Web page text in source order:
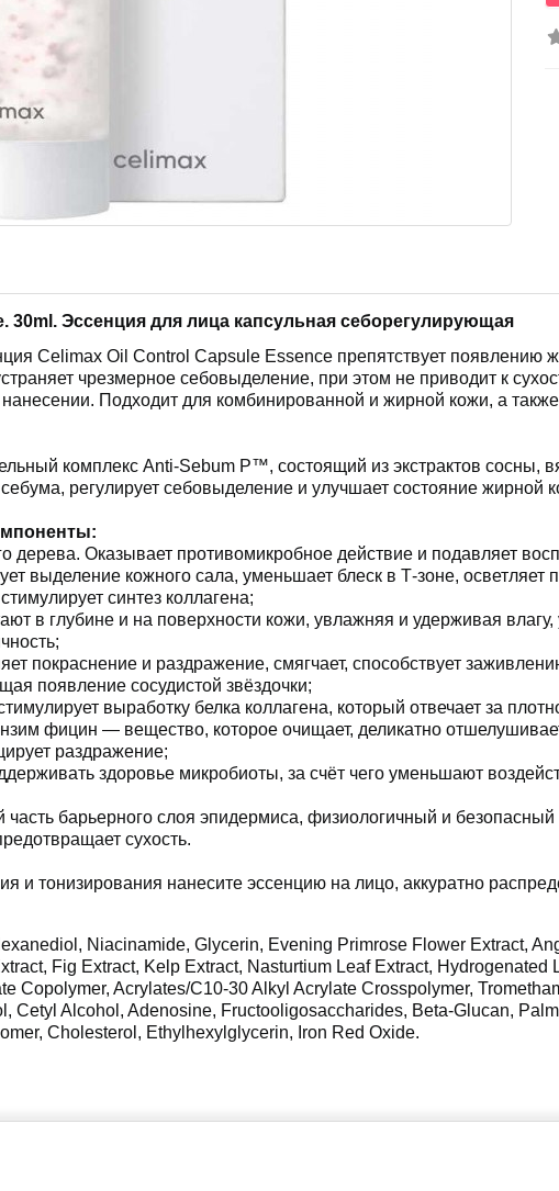
30ml . Эссенция для лица капсульная себорегулирующая
Celimax Oil Control Capsule Essence препятствует появлению
чрезмерное себовыделение, при этом не приводит к
Подходит для комбинированной и жирной кожи, а
комплекс Anti-Sebum P™, состоящий из экстрактов сосны,
регулирует себовыделение и улучшает состояние жирной
дерева. Оказывает противомикробное действие и подавляет
выделение кожного сала, уменьшает блеск в Т-зоне,
синтез коллагена;
в глубине и на поверхности кожи, увлажняя и удерживая влагу,
покраснение и раздражение, смягчает, способствует
появление сосудистой звёздочки;
выработку белка коллагена, который отвечает за
фицин — вещество, которое очищает, деликатно
раздражение;
здоровье микробиоты, за счёт чего уменьшают
барьерного слоя эпидермиса, физиологичный и
сухость.
и тонизирования нанесите эссенцию на лицо, аккуратно
Niacinamide, Glycerin, Evening Primrose Flower Extract,
Fig Extract, Kelp Extract, Nasturtium Leaf Extract,
Copolymer, Acrylates/C10-30 Alkyl Acrylate Crosspolymer,
Cetyl Alcohol, Adenosine, Fructooligosaccharides, Beta-Glucan,
Cholesterol, Ethylhexylglycerin, Iron Red Oxide.